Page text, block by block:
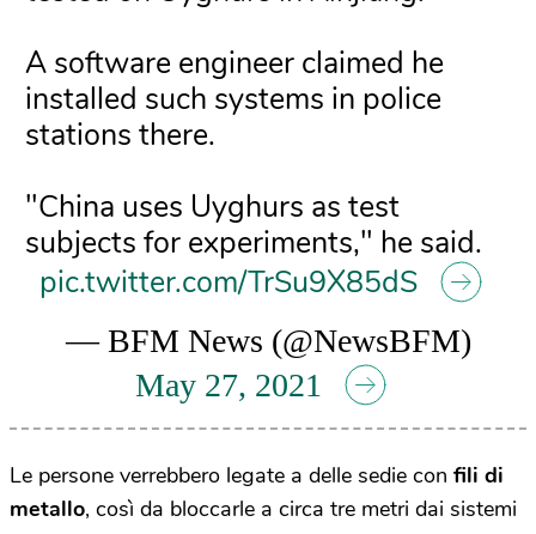
A software engineer claimed he
installed such systems in police
stations there.
"China uses Uyghurs as test
subjects for experiments," he said.
pic.twitter.com/TrSu9X85dS
— BFM News (@NewsBFM)
May 27, 2021
Le persone verrebbero legate a delle sedie con fili di
metallo, così da bloccarle a circa tre metri dai sistemi